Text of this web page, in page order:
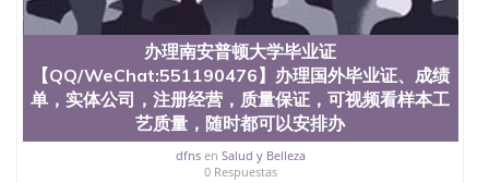
办理南安普顿大学毕业证
【QQ/WeChat:551190476】办理国外毕业证、成绩
单，实体公司，注册经营，质量保证，可视频看样本工
艺质量，随时都可以安排办
dfnsen Salud y Belleza
0 Respuestas